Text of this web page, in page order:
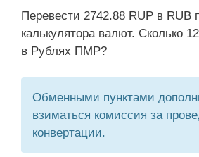
Перевести 2742.88 RUP в RUB
калькулятора валют. Сколько
в Рублях ПМР?
Обменными пунктами
взиматься комиссия за
конвертации.